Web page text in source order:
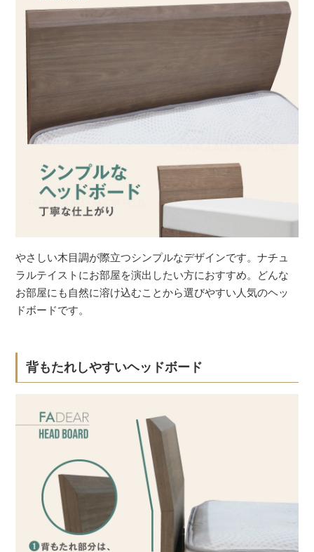
やさしい木目調が際立つシンプルなデザインです。ナチュ
ラルテイストにお部屋を演出したい方におすすめ。どんな
お部屋にも自然に溶け込むことから選びやすい人気のヘッ
ドボードです。
背もたれしやすいヘッドボード